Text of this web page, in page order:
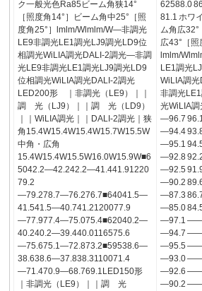
ク一般光色Ra85ビーム角狭14°
［照度角14°］ビーム角中25°［照
度角25°］lmlm/Wlmlm/W―非調光
LE9非調光LE1調光LJ9調光LD9位
相調光WiLIA調光DALI-2調光―非調
光LE9非調光LE1調光LJ9調光LD9
位相調光WiLIA調光DALI-2調光
LED200形 ｜非調光（LE9）｜｜
調 光（LJ9）｜｜調 光（LD9）
｜｜WiLIA調光｜｜DALI-2調光｜狭
角15.4W15.4W15.4W15.7W15.5W
中角・広角
15.4W15.4W15.5W16.0W15.9W■6
5042.2―42.242.2―41.441.91220
79.2
―79.278.7―76.276.7■64041.5―
41.541.5―40.741.2120077.9
―77.977.4―75.075.4■62040.2―
40.240.2―39.440.0116575.6
―75.675.1―72.873.2■59538.6―
38.638.6―37.838.3110071.4
―71.470.9―68.769.1LED150形
｜非調光（LE9）｜｜調 光
62588.0
81.1 ホワ
ム角広32°
広43°［照
lmlm/
LE1調光
WiLIA調
非調光
光WiLIA
―96.7
―94.4
―95.1
―92.8
―92.5
―90.2
―87.3
―85.0
―97.1
―94.7
―95.5
―93.0
―92.6
―90.2